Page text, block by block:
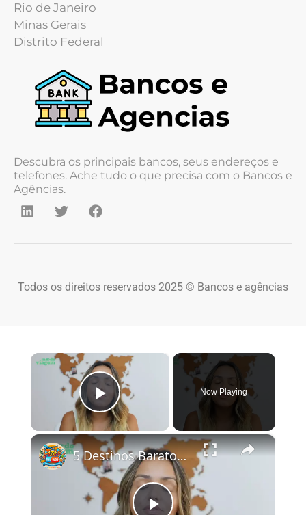
Rio de Janeiro
Minas Gerais
Distrito Federal
Descubra os principais bancos, seus endereços e
telefones. Ache tudo o que precisa com o Bancos e
Agências.
Todos os direitos reservados 2025 © Bancos e agências
×
Play Video
Now Playing
×
5 Destinos Baratos no Brasil Para Conhecer e Amar! 🇧🇷✨